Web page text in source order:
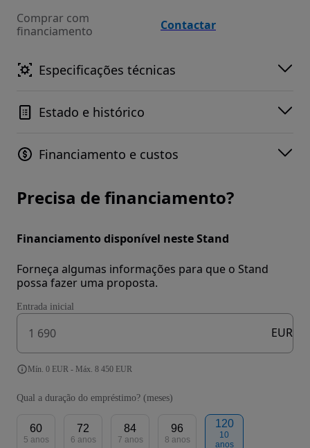
Comprar com
financiamento
Contactar
Especificações técnicas
Estado e histórico
Financiamento e custos
Precisa de financiamento?
Financiamento disponível neste Stand
Forneça algumas informações para que o Stand
possa fazer uma proposta.
Entrada inicial
EUR
Mín. 0 EUR - Máx. 8 450 EUR
Qual a duração do empréstimo? (meses)
60
5 anos
72
6 anos
84
7 anos
96
8 anos
120
10
anos